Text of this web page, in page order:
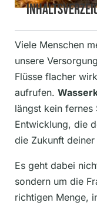
Viele Menschen
unsere
Flüsse flacher
aufrufen.
längst kein fernes
Entwicklung, die
die Zukunft
Es geht dabei
sondern um die
richtigen Menge,